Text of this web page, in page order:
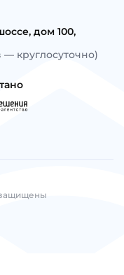
дом 100,
— круглосуточно)